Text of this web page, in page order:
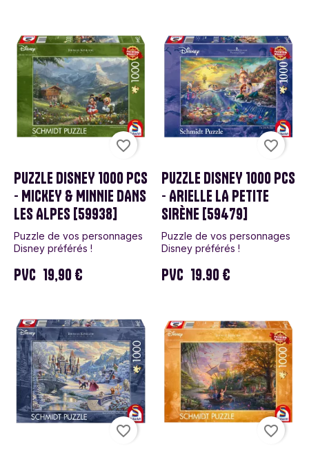
PUZZLE DISNEY 1000 PCS
- MICKEY & MINNIE DANS
LES ALPES [59938]
Puzzle de vos personnages
Disney préférés !
PVC 19,90 €
favorite_border
PUZZLE DISNEY 1000 PCS
- ARIELLE LA PETITE
SIRÈNE [59479]
Puzzle de vos personnages
Disney préférés !
PVC 19.90 €
favorite_border
favorite_border favorite_border